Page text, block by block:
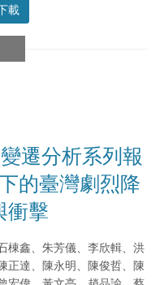
載
遷分析系列報
的臺灣劇烈降
衝擊
棟鑫、朱芳儀、李欣輯、洪
正達、陳永明、陳俊哲、陳